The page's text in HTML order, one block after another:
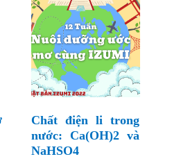
Chất điện li trong
nước: Ca(OH)2 và
NaHSO4